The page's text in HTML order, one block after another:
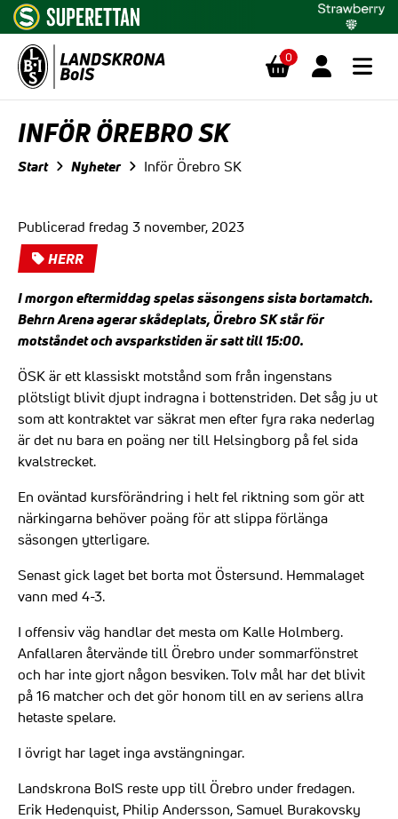
0
INFÖR ÖREBRO SK
Start Nyheter Inför Örebro SK
Publicerad fredag 3 november, 2023
HERR
I morgon eftermiddag spelas säsongens sista bortamatch.
Behrn Arena agerar skådeplats, Örebro SK står för
motståndet och avsparkstiden är satt till 15:00.
ÖSK är ett klassiskt motstånd som från ingenstans
plötsligt blivit djupt indragna i bottenstriden. Det såg ju ut
som att kontraktet var säkrat men efter fyra raka nederlag
är det nu bara en poäng ner till Helsingborg på fel sida
kvalstrecket.
En oväntad kursförändring i helt fel riktning som gör att
närkingarna behöver poäng för att slippa förlänga
säsongen ytterligare.
Senast gick laget bet borta mot Östersund. Hemmalaget
vann med 4-3.
I offensiv väg handlar det mesta om Kalle Holmberg.
Anfallaren återvände till Örebro under sommarfönstret
och har inte gjort någon besviken. Tolv mål har det blivit
på 16 matcher och det gör honom till en av seriens allra
hetaste spelare.
I övrigt har laget inga avstängningar.
Landskrona BoIS reste upp till Örebro under fredagen.
Erik Hedenquist, Philip Andersson, Samuel Burakovsky